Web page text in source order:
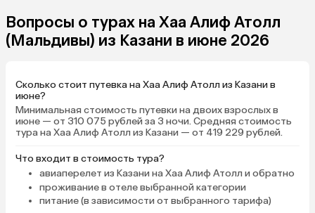
Вопросы о турах на Хаа Алиф Атолл
(Мальдивы) из Казани в июне 2026
Сколько стоит путевка на Хаа Алиф Атолл из Казани в
июне?
Минимальная стоимость путевки на двоих взрослых в
июне — от 310 075 рублей за 3 ночи. Средняя стоимость
тура на Хаа Алиф Атолл из Казани — от 419 229 рублей.
Что входит в стоимость тура?
авиаперелет из Казани на Хаа Алиф Атолл и обратно
проживание в отеле выбранной категории
питание (в зависимости от выбранного тарифа)